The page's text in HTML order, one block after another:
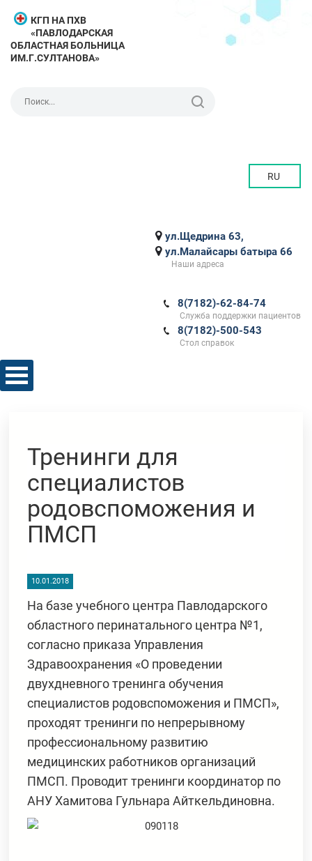
КГП НА ПХВ
«ПАВЛОДАРСКАЯ
ОБЛАСТНАЯ БОЛЬНИЦА
ИМ.Г.СУЛТАНОВА»
RU
ул.Щедрина 63,
ул.Малайсары батыра 66
Наши адреса
8(7182)-62-84-74
Служба поддержки пациентов
8(7182)-500-543
Стол справок
Тренинги для
специалистов
родовспоможения и
ПМСП
10.01.2018
На базе учебного центра Павлодарского
областного перинатального центра №1,
согласно приказа Управления
Здравоохранения «О проведении
двухдневного тренинга обучения
специалистов родовспоможения и ПМСП»,
проходят тренинги по непрерывному
профессиональному развитию
медицинских работников организаций
ПМСП. Проводит тренинги координатор по
АНУ Хамитова Гульнара Айткельдиновна.